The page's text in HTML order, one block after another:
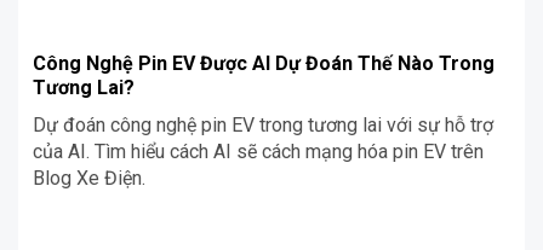
Công Nghệ Pin EV Được AI Dự Đoán Thế Nào Trong
Tương Lai?
Dự đoán công nghệ pin EV trong tương lai với sự hỗ trợ
của AI. Tìm hiểu cách AI sẽ cách mạng hóa pin EV trên
Blog Xe Điện.